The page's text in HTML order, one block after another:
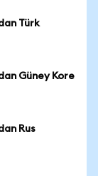
Türk
Güney Kore
Rus